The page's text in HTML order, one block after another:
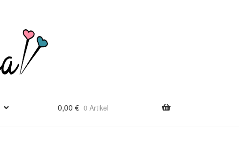
0,00 € 0 Artikel